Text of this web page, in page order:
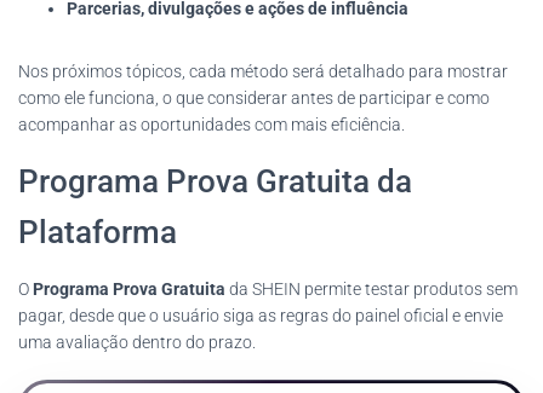
Parcerias, divulgações e ações de influência
Nos próximos tópicos, cada método será detalhado para mostrar
como ele funciona, o que considerar antes de participar e como
acompanhar as oportunidades com mais eficiência.
Programa Prova Gratuita da
Plataforma
O Programa Prova Gratuita da SHEIN permite testar produtos sem
pagar, desde que o usuário siga as regras do painel oficial e envie
uma avaliação dentro do prazo.